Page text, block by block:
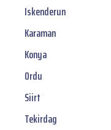
Iskenderun
Karaman
Konya
Ordu
Siirt
Tekirdag